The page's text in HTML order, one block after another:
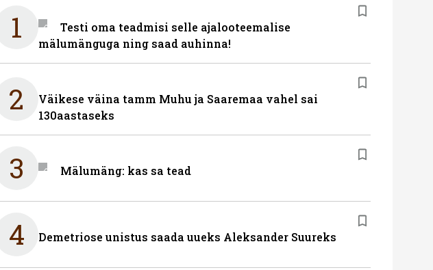
1
Testi oma teadmisi selle ajalooteemalise
mälumänguga ning saad auhinna!
2
Väikese väina tamm Muhu ja Saaremaa vahel sai
130aastaseks
3 Mälumäng: kas sa tead
4 Demetriose unistus saada uueks Aleksander Suureks